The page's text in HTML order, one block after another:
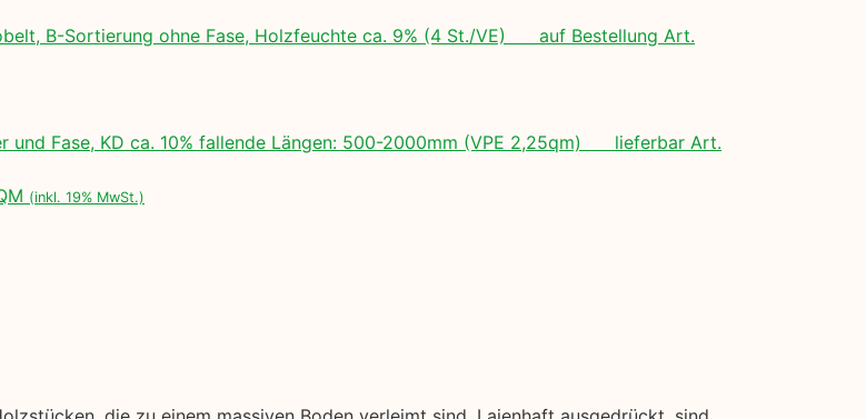
B-Sortierung ohne Fase, Holzfeuchte ca. 9% (4 St./VE) auf Bestellung Art.
und Fase, KD ca. 10% fallende Längen: 500-2000mm (VPE 2,25qm) lieferbar Art.
(inkl. 19% MwSt.)